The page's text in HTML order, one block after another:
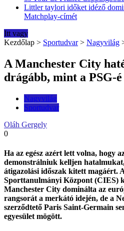
Littler taylori időket idéző
Matchplay-címét
Itt vagy
Kezdőlap > Sportudvar > Nagyvilág
A Manchester City
drágább, mint a PSG-é
Nagyvilág
Sportudvar
Oláh Gergely
0
Ha az egész azért lett volna, hogy
demonstrálniuk kelljen
átigazolási időszak kitett magáért.
Sporttanulmányi Központ (CIES)
Manchester City dominálta az
rangsorát a merkátó idején, de a
szerződtető Paris Saint-Germain
egyesület mögött.